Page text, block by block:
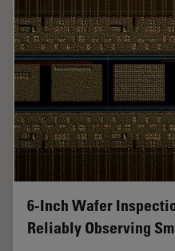
6-Inch Wafer
Reliably Observing